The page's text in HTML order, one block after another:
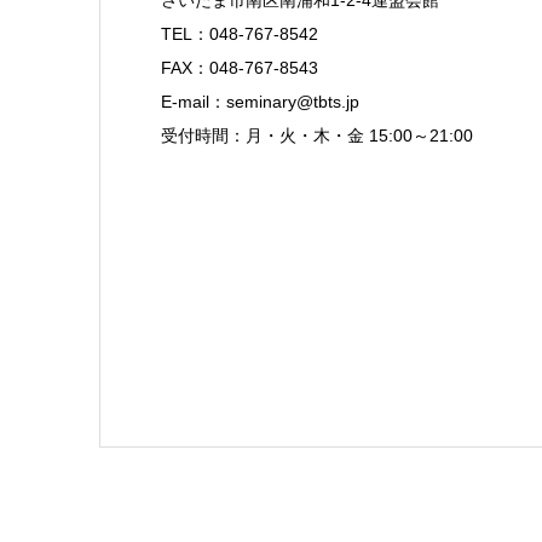
TEL：048-767-8542
FAX：048-767-8543
E-mail：seminary@tbts.jp
受付時間：月・火・木・金 15:00～21:00